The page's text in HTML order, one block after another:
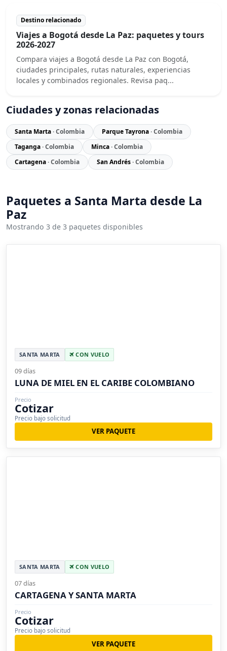
Destino relacionado
Viajes a Bogotá desde La Paz: paquetes y tours
2026-2027
Compara viajes a Bogotá desde La Paz con Bogotá,
ciudades principales, rutas naturales, experiencias
locales y combinados regionales. Revisa paq...
Ciudades y zonas relacionadas
Santa Marta· Colombia Parque Tayrona· Colombia
Taganga· Colombia Minca· Colombia
Cartagena· Colombia San Andrés· Colombia
Paquetes a Santa Marta desde La
Paz
Mostrando 3 de 3 paquetes disponibles
SANTA MARTA CON VUELO
09 días
LUNA DE MIEL EN EL CARIBE COLOMBIANO
Precio
Cotizar
Precio bajo solicitud
VER PAQUETE
SANTA MARTA CON VUELO
07 días
CARTAGENA Y SANTA MARTA
Precio
Cotizar
Precio bajo solicitud
VER PAQUETE